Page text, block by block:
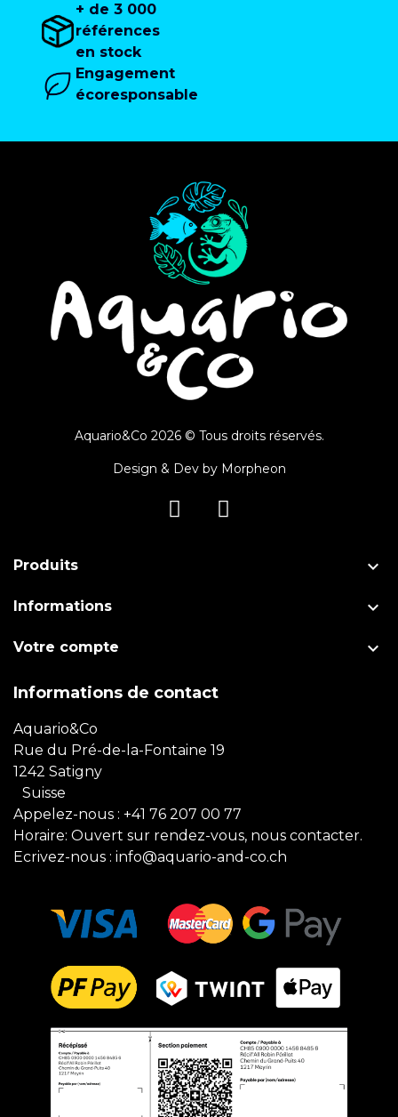
+ de 3 000
références
en stock
Engagement
écoresponsable
Aquario&Co 2026 © Tous droits réservés.
Design & Dev by Morpheon
Produits 
Informations 
Votre compte 
Informations de contact
Aquario&Co
Rue du Pré-de-la-Fontaine 19
1242 Satigny
Suisse
Appelez-nous : +41 76 207 00 77
Horaire: Ouvert sur rendez-vous, nous contacter.
Ecrivez-nous : info@aquario-and-co.ch